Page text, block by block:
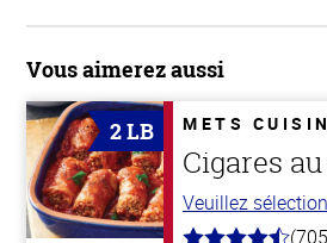
Vous aimerez aussi
2 LB METS
Cigares
Veuillez